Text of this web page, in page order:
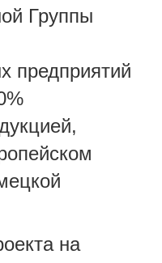
Группы
предприятий
на